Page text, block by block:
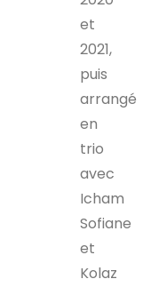
et
2021,
puis
arrangé
en
trio
avec
Icham
Sofiane
et
Kolaz